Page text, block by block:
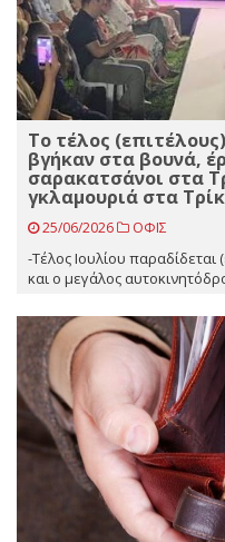
Το τέλος
βγήκαν στα βουνά,
σαρακατσάνοι στα
γκλαμουριά στα
25/06/2026 ΟΦΙΣ
-Τέλος Ιουλίου
και ο μεγάλος